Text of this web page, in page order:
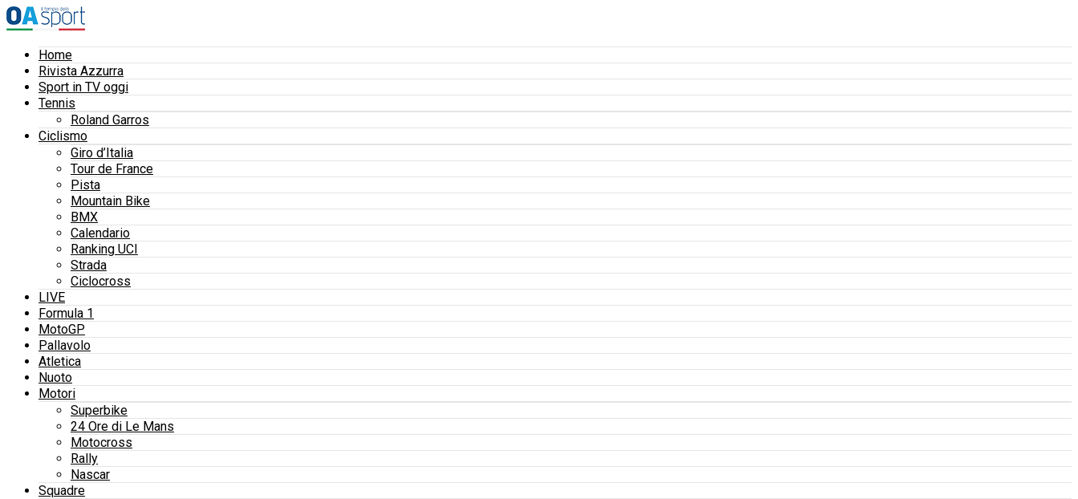
Home
Rivista Azzurra
Sport in TV oggi
Tennis
Roland Garros
Ciclismo
Giro d’Italia
Tour de France
Pista
Mountain Bike
BMX
Calendario
Ranking UCI
Strada
Ciclocross
LIVE
Formula 1
MotoGP
Pallavolo
Atletica
Nuoto
Motori
Superbike
24 Ore di Le Mans
Motocross
Rally
Nascar
Squadre